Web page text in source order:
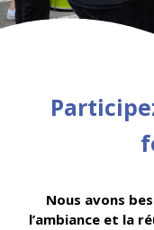
Nous avons
l’ambiance et la